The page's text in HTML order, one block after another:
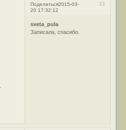
Поделиться 13
2015-03-
20 17:32:12
sveta_pula
Записала, спасибо.